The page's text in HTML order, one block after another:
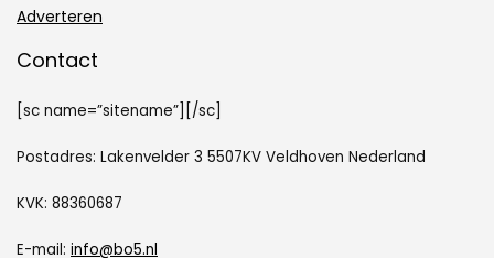
Adverteren
Contact
[sc name=”sitename”][/sc]
Postadres: Lakenvelder 3 5507KV Veldhoven Nederland
KVK: 88360687
E-mail: info@bo5.nl